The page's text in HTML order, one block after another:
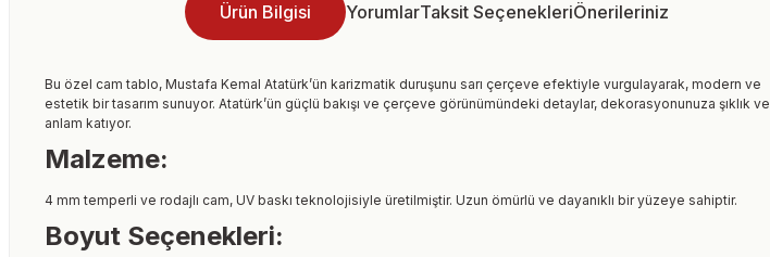
Ürün Bilgisi YorumlarTaksit SeçenekleriÖnerileriniz
Bu özel cam tablo, Mustafa Kemal Atatürk’ün karizmatik duruşunu sarı çerçeve efektiyle vurgulayarak, modern ve
estetik bir tasarım sunuyor. Atatürk’ün güçlü bakışı ve çerçeve görünümündeki detaylar, dekorasyonunuza şıklık ve
anlam katıyor.
Malzeme:
4 mm temperli ve rodajlı cam, UV baskı teknolojisiyle üretilmiştir. Uzun ömürlü ve dayanıklı bir yüzeye sahiptir.
Boyut Seçenekleri: